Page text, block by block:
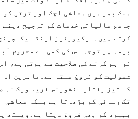
ملک بھر میں معاشی لچک اور ترقی کو
جامع مالیاتی خدمات کو ترجیح
کرتے ہیں۔سیکیورٹیز اینڈ
بیمہ پر توجہ اس کی کمی سے محروم
فراہم کرنے کی صلاحیت سے ہوتی ہے،
شمولیت کو فروغ ملتا ہے۔ماہرین اس
کہ تیز رفتار انشورنس فریم ورک نہ
تک رسائی کو بڑھاتا ہے بلکہ معاشی
بہبود کو بھی فروغ دیتا ہے۔ویلتھ